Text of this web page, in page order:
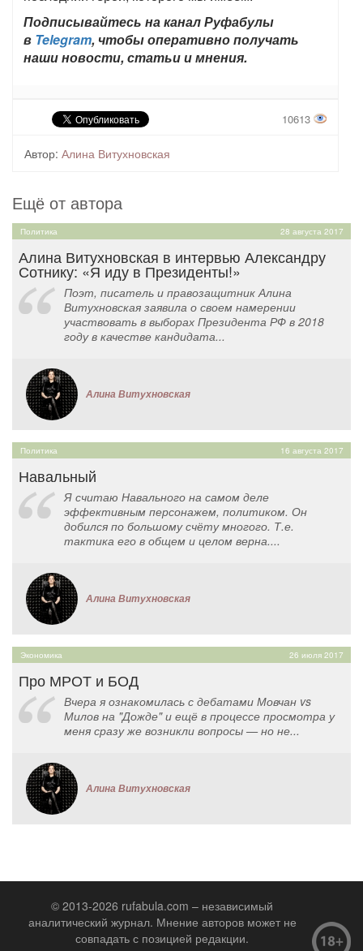
Подписывайтесь на канал Руфабулы
в Telegram, чтобы оперативно получать
наши новости, статьи и мнения.
10613
Автор: Алина Витухновская
Ещё от автора
Политика 28 августа 2017
Алина Витухновская в интервью Александру
Сотнику: «Я иду в Президенты!»
Поэт, писатель и правозащитник Алина
Витухновская заявила о своем намерении
участвовать в выборах Президента РФ в 2018
году в качестве кандидата...
Алина Витухновская
Политика 16 августа 2017
Навальный
Я считаю Навального на самом деле
эффективным персонажем, политиком. Он
добился по большому счёту многого. Т.е.
тактика его в общем и целом верна....
Алина Витухновская
Экономика 26 июля 2017
Про МРОТ и БОД
Вчера я ознакомилась с дебатами Мовчан vs
Милов на "Дожде" и ещё в процессе просмотра у
меня сразу же возникли вопросы — но не...
Алина Витухновская
© 2013-2026 rufabula.com – независимый
аналитический журнал. Мнение авторов может не
совпадать с позицией редакции.